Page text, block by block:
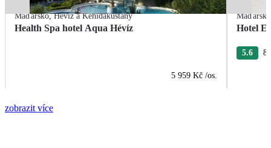
Maďarsko,Hévíz a Kehidakustány
Health Spa hotel Aqua Hévíz
5 959 Kč /os.
Maďarsko
Hotel
5.6 8
zobrazit více